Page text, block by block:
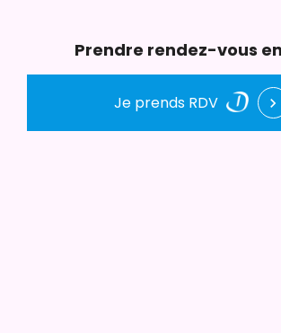
Prendre rendez-vous
Je prends RDV chevron_right